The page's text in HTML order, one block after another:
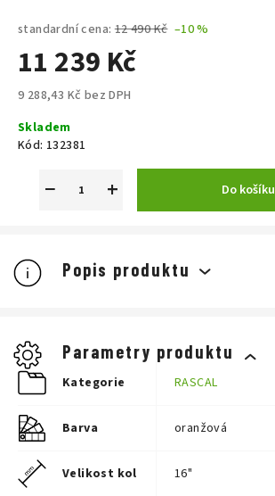
standardní cena: 12 490 Kč –10 %
11 239 Kč
9 288,43 Kč bez DPH
cena:
Skladem
Kód: 132381
+
− Do košíku
Popis produktu
Parametry produktu
Kategorie RASCAL
Barva oranžová
Velikost kol 16"